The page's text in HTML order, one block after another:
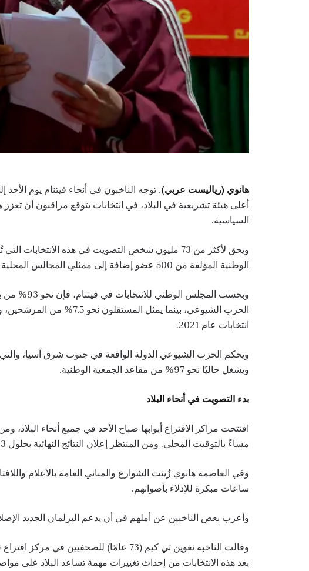
هانوي (رياليست عربي). توجه الناخبون في أنحاء فيتنام يوم الأحد
أعلى هيئة تشريعية في البلاد، في انتخابات يتوقع مراقبون أن
السياسية.
ويحق لأكثر من 73 مليون شخص التصويت في هذه
الوطنية المؤلفة من 500 عضو إضافة إلى ممثلي المجالس المحلية للفترة بين عامي 2026 و2031.
انتخابات عام 2021.
ويشغل حاليًا نحو 97% من مقاعد الجمعية الوطنية.
بدء التصويت في أنحاء البلاد
افتتحت مراكز الاقتراع أبوابها صباح الأحد في جميع أنحاء
مساءً بالتوقيت المحلي. ومن المنتظر إعلان النتائج النهائية بحلول 23 مارس.
وفي العاصمة هانوي زُينت الشوارع والمباني العامة بالأعلام
ساعات مبكرة للإدلاء بأصواتهم.
وأعرب بعض الناخبين عن أملهم في أن يدعم البرلمان الجديد
وقالت الناخبة نغوين ثي كيم (73 عامًا)
بعد هذه الانتخابات من إحداث تغييرات مهمة تساعد البلاد على